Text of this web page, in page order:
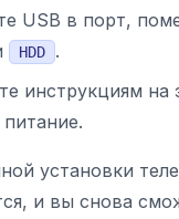
USB в порт,
HDD
.
инструкциям на
установки
и вы снова